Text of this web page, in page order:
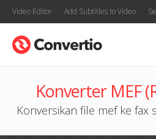
Video Editor Add Subtitles to Video
Konverter MEF
Konversikan file mef ke fax